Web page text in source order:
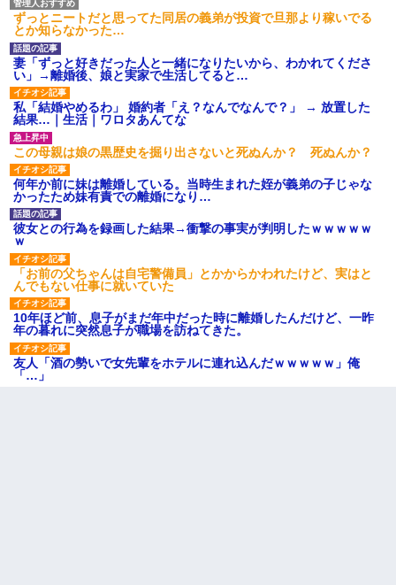
ずっとニートだと思ってた同居の義弟が投資で旦那より稼いでる
とか知らなかった…
妻「ずっと好きだった人と一緒になりたいから、わかれてくださ
い」→離婚後、娘と実家で生活してると…
私「結婚やめるわ」 婚約者「え？なんでなんで？」 → 放置した
結果…｜生活｜ワロタあんてな
この母親は娘の黒歴史を掘り出さないと死ぬんか？ 死ぬんか？
何年か前に妹は離婚している。当時生まれた姪が義弟の子じゃな
かったため妹有責での離婚になり…
彼女との行為を録画した結果→衝撃の事実が判明したｗｗｗｗｗ
ｗ
「お前の父ちゃんは自宅警備員」とかからかわれたけど、実はと
んでもない仕事に就いていた
10年ほど前、息子がまだ年中だった時に離婚したんだけど、一昨
年の暮れに突然息子が職場を訪ねてきた。
友人「酒の勢いで女先輩をホテルに連れ込んだｗｗｗｗｗ」俺
「…」